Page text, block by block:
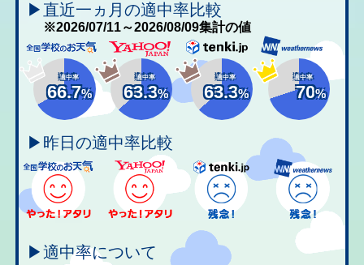
▶直近一ヵ月の適中率比較
※2026/07/11～2026/08/09集計の値
適中率
66.7%
適中率
63.3%
適中率
63.3%
適中率
70%
▶昨日の適中率比較
▶適中率について